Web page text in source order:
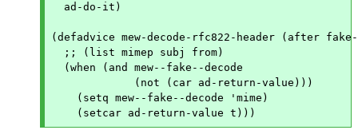
  ad-do-it)
(defadvice mew-decode-rfc822-header (after
  ;; (list mimep subj from)
  (when (and mew--fake--decode
    (setq mew--fake--decode 'mime)